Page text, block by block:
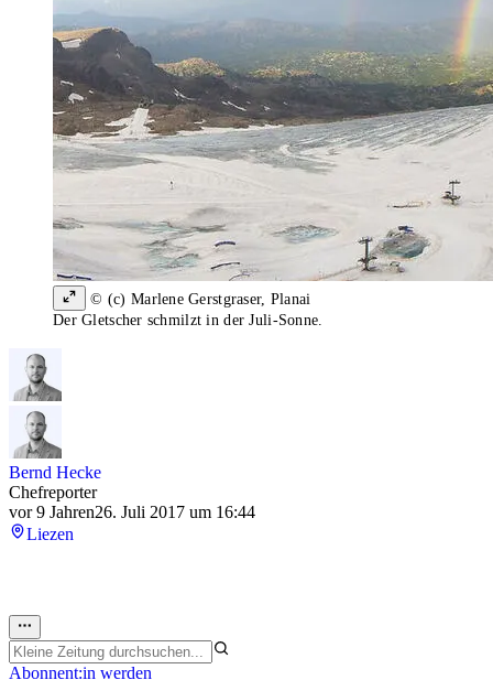
© (c) Marlene Gerstgraser, Planai
Der Gletscher schmilzt in der Juli-Sonne.
Bernd Hecke
Chefreporter
vor 9 Jahren26. Juli 2017 um 16:44
Liezen
Abonnent:in werden